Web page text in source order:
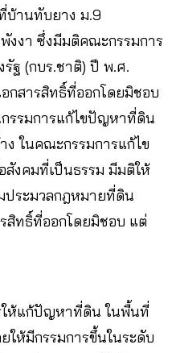
บ้านทับยาง ม.9
งงา ซึ่งมีมติคณะกรรมการ
ฐ (กบร.ชาติ) ปี พ.ศ.
กสารสิทธิ์ที่ออกโดยมิชอบ
รรมการแก้ไขปัญหาที่ดิน
ในคณะกรรมการแก้ไข
งคมที่เป็นธรรม มีมติให้
ประมวลกฎหมายที่ดิน
สิทธิ์ที่ออกโดยมิชอบ แต่
ให้แก้ปัญหาที่ดิน ในพื้นที่
ให้มีกรรมการขึ้นในระดับ